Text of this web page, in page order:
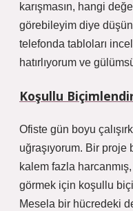
karışmasın, hangi
görebileyim diye
telefonda tabloları
hatırlıyorum ve
Koşullu
Ofiste gün boyu
uğraşıyorum. Bir
kalem fazla
görmek için koşullu
Mesela bir hücredeki